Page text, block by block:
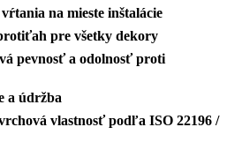
na mieste inštalácie
pre všetky dekory
pevnosť a odolnosť proti
a údržba
vlastnosť podľa ISO 22196 /